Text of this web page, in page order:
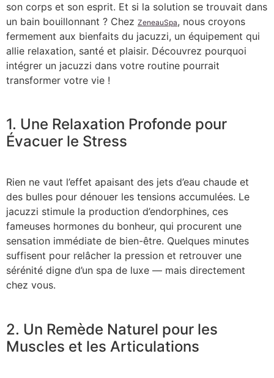
son corps et son esprit. Et si la solution se trouvait dans
un bain bouillonnant ? Chez ZeneauSpa, nous croyons
fermement aux bienfaits du jacuzzi, un équipement qui
allie relaxation, santé et plaisir. Découvrez pourquoi
intégrer un jacuzzi dans votre routine pourrait
transformer votre vie !
1. Une Relaxation Profonde pour
Évacuer le Stress
Rien ne vaut l’effet apaisant des jets d’eau chaude et
des bulles pour dénouer les tensions accumulées. Le
jacuzzi stimule la production d’endorphines, ces
fameuses hormones du bonheur, qui procurent une
sensation immédiate de bien-être. Quelques minutes
suffisent pour relâcher la pression et retrouver une
sérénité digne d’un spa de luxe — mais directement
chez vous.
2. Un Remède Naturel pour les
Muscles et les Articulations